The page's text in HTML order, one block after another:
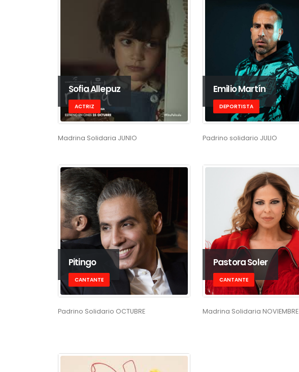
Sofia Allepuz
ACTRIZ
Madrina Solidaria JUNIO
Emilio Martín
DEPORTISTA
Padrino solidario JULIO
Pitingo
CANTANTE
Padrino Solidario OCTUBRE
Pastora Soler
CANTANTE
Madrina Solidaria NOVIEMBRE